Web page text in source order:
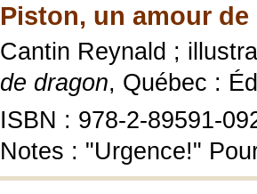
Piston, un amour de
Cantin Reynald ;
de dragon, Québec :
ISBN : 978-2-89591-
Notes : "Urgence!"